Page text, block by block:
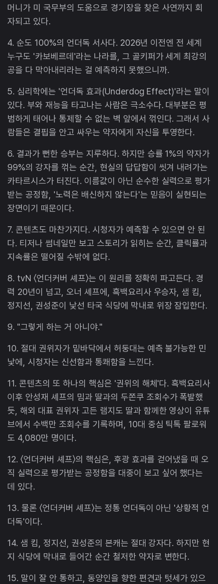
머니가 미 국무부의 도움으로 경기장을 찾은 사연까지 회
자되고 있다.
4. 순도 100%의 언더독 서사다. 2026년 이전엔 전 세계
누구도 '카보베르데'라는 나라를, 그 골키퍼가 세계 최강의
공을 다 막아내리라는 걸 예측하지 못했으니까.
5. 심리학에는 '언더독 효과(Underdog Effect)'라는 말이
있다. 부와 재능을 타고나는 사람은 극소수다. 대부분은 평
범하게 태어나 통제할 수 없는 벽 앞에서 꺾인다. 그래서 사
람들은 결핍을 안고 싸우는 약자에게 자신을 투영한다.
6. 결과가 뻔한 승부는 지루하다. 하지만 승률 1%의 약자가
99%의 강자를 꺾는 순간, 현실의 답답함이 씻겨 내려가는
카타르시스가 터진다. 이름값이 아닌 순수한 실력으로 평가
받는 공정함, '노력은 배신하지 않는다'는 믿음이 실현되는
장면이기 때문이다.
7. 콘텐츠도 마찬가지다. 시청자가 예측할 수 있으면 안 된
다. 티저나 썸네일만 보고 스토리가 읽히는 순간, 클릭률과
지속률은 떨어질 수밖에 없다.
8. tvN 〈언더커버 셰프〉는 이 원리를 정확히 파고든다. 경
력 20년이 넘고, 오너 셰프에, 흑백요리사 우승자, 샘 킴,
정지선, 권성준이 낯선 타국 식당에 막내로 위장 잠입한다.
9. "그렇게 하는 거 아니야."
10. 절대 권위자가 밑바닥에서 허둥대는 예측 불가능한 민
낯에, 시청자는 신선함과 통쾌함을 느낀다.
11. 콘텐츠의 또 하나의 핵심은 '권위의 해체'다. 흑백요리사
이후 안성재 셰프의 밈과 딸과의 두쫀쿠 조회수가 폭발했
듯, 해외 대표 권위자 고든 램지도 딸과 함께한 영상이 유튜
브에서 수백만 조회수를 기록하며, 10대 중심 틱톡 팔로워
도 4,080만 명이다.
12. 〈언더커버 셰프〉의 핵심은, 후광 효과를 걷어냈을 때 오
직 실력으로 평가받는 공정함을 대중이 보고 싶어 했다는
데 있다.
13. 물론 〈언더커버 셰프〉는 정통 언더독이 아닌 '상황적 언
더독'이다.
14. 샘 킴, 정지선, 권성준의 본캐는 절대 강자다. 하지만 현
지 식당에 막내로 들어간 순간 철저한 약자로 변한다.
15. 말이 잘 안 통하고, 동양인을 향한 편견과 텃세가 있으